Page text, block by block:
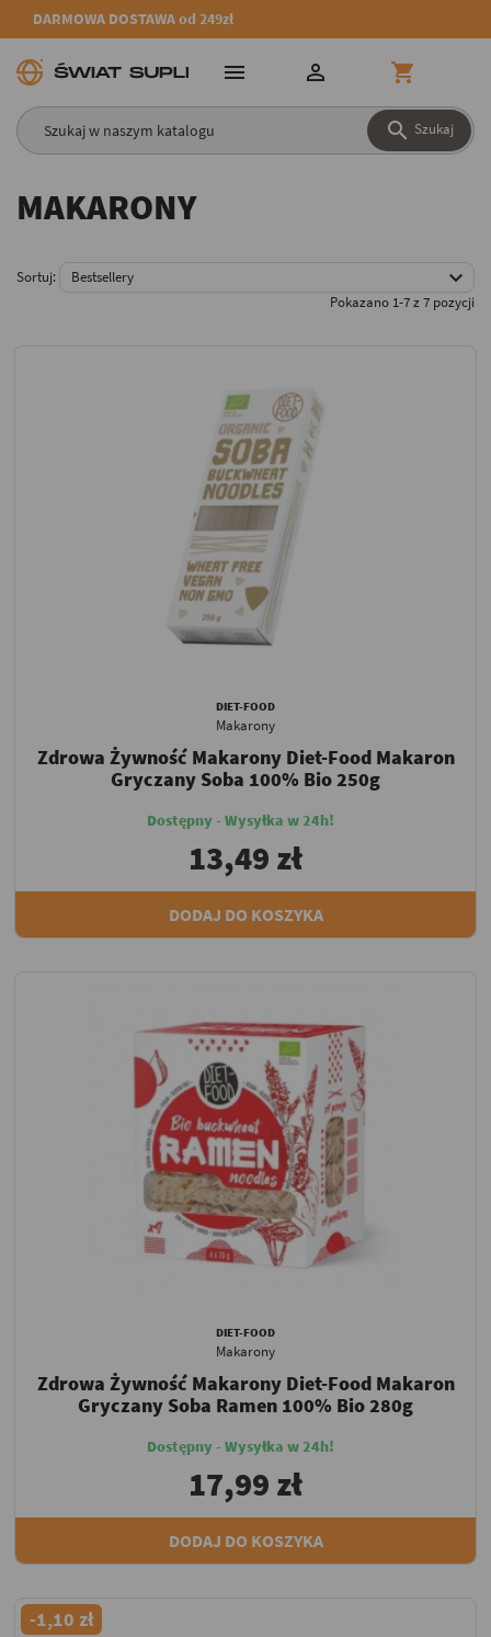
DARMOWA DOSTAWA od 249zł
 Szukaj
  
MAKARONY
Sortuj: Bestsellery 
Pokazano 1-7 z 7 pozycji
DIET-FOOD
Makarony
Zdrowa Żywność Makarony Diet-Food Makaron
Gryczany Soba 100% Bio 250g
Dostępny - Wysyłka w 24h!
13,49 zł
DODAJ DO KOSZYKA
DIET-FOOD
Makarony
Zdrowa Żywność Makarony Diet-Food Makaron
Gryczany Soba Ramen 100% Bio 280g
Dostępny - Wysyłka w 24h!
17,99 zł
DODAJ DO KOSZYKA
-1,10 zł